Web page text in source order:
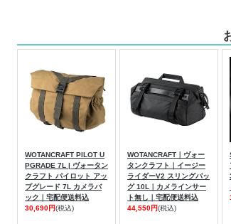
WOTANCRAFT PILOT U
PGRADE 7L | ヴォータン
クラフト パイロット アッ
プグレード 7L カメラバ
ック｜宅配便送料込
30,690円(税込)
WOTANCRAFT｜ヴォー
タンクラフト｜イージー
ライダーV2 スリングバッ
グ 10L｜カメラインサー
ト無し｜宅配便送料込
44,550円(税込)